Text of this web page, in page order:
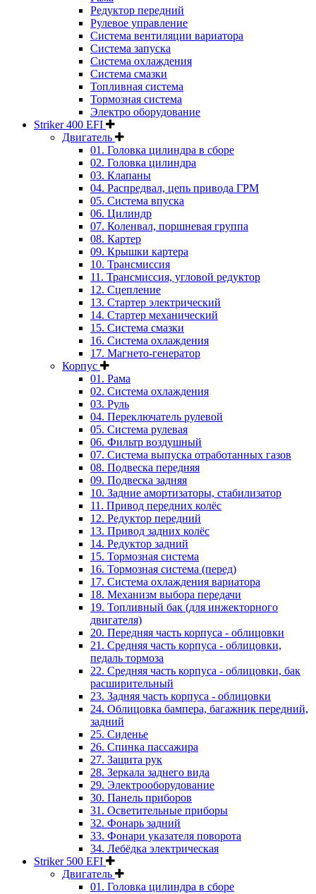
Редуктор передний
Рулевое управление
Система вентиляции вариатора
Система запуска
Система охлаждения
Система смазки
Топливная система
Тормозная система
Электро оборудование
Striker 400 EFI
Двигатель
01. Головка цилиндра в сборе
02. Головка цилиндра
03. Клапаны
04. Распредвал, цепь привода ГРМ
05. Система впуска
06. Цилиндр
07. Коленвал, поршневая группа
08. Картер
09. Крышки картера
10. Трансмиссия
11. Трансмиссия, угловой редуктор
12. Сцепление
13. Стартер электрический
14. Стартер механический
15. Система смазки
16. Система охлаждения
17. Магнето-генератор
Корпус
01. Рама
02. Система охлаждения
03. Руль
04. Переключатель рулевой
05. Система рулевая
06. Фильтр воздушный
07. Система выпуска отработанных газов
08. Подвеска передняя
09. Подвеска задняя
10. Задние амортизаторы, стабилизатор
11. Привод передних колёс
12. Редуктор передний
13. Привод задних колёс
14. Редуктор задний
15. Тормозная система
16. Тормозная система (перед)
17. Система охлаждения вариатора
18. Механизм выбора передачи
19. Топливный бак (для инжекторного
двигателя)
20. Передняя часть корпуса - облицовки
21. Средняя часть корпуса - облицовки,
педаль тормоза
22. Средняя часть корпуса - облицовки, бак
расширительный
23. Задняя часть корпуса - облицовки
24. Облицовка бампера, багажник передний,
задний
25. Сиденье
26. Спинка пассажира
27. Защита рук
28. Зеркала заднего вида
29. Электрооборудование
30. Панель приборов
31. Oсветительные приборы
32. Фонарь задний
33. Фонари указателя поворота
34. Лебёдка электрическая
Striker 500 EFI
Двигатель
01. Головка цилиндра в сборе